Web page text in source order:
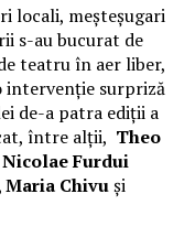
locali, meșteșugari
s-au bucurat de
teatru în aer liber,
intervenție surpriză
de-a patra ediții a
între alții, Theo
Furdui
Maria Chivuși